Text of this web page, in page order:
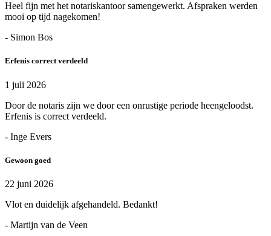
Heel fijn met het notariskantoor samengewerkt. Afspraken werden
mooi op tijd nagekomen!
- Simon Bos
Erfenis correct verdeeld
1 juli 2026
Door de notaris zijn we door een onrustige periode heengeloodst.
Erfenis is correct verdeeld.
- Inge Evers
Gewoon goed
22 juni 2026
Vlot en duidelijk afgehandeld. Bedankt!
- Martijn van de Veen